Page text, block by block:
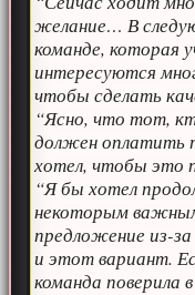
желание… В
команде, которая
интересуются
чтобы сделать
“Ясно, что тот,
должен оплатить
хотел, чтобы это
“Я бы хотел
некоторым
предложение из-
и этот вариант.
команда поверила